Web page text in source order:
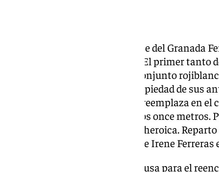
María Barquero acudió al rescate del Granada
se iba a la escena postcréditos. El primer tanto
salvó un reñido punto para el conjunto
Edna, que hizo doblete. No tuvo piedad de sus
gol inicial de la pistolera que le reemplaza en el
francotiradora infalible desde los once metros.
vez se topó con Laura Sánchez, heroica.
granadinista y mantiene a las de Irene
El duelo fue en realidad una excusa para el